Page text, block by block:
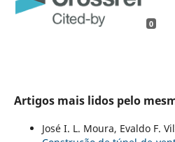
0
Artigos mais lidos pelo
José I. L. Moura, Evaldo F.